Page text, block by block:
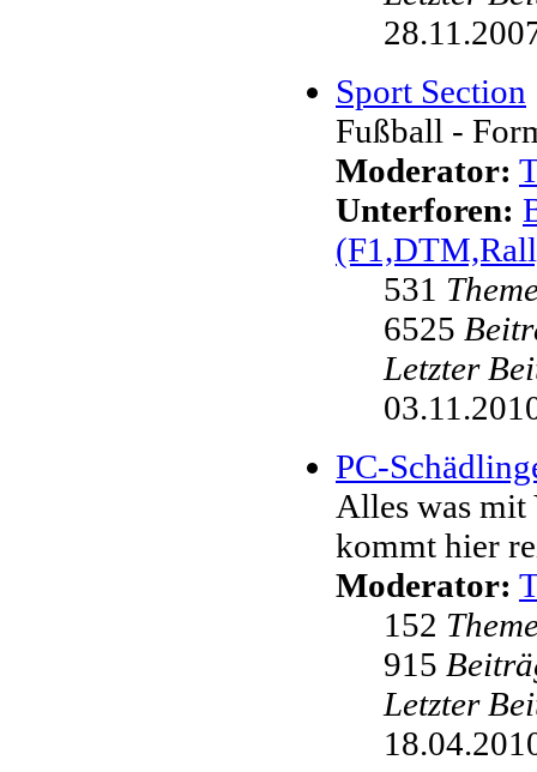
Sport Section
Fußball -
Moderator:
Unterforen:
531
6525
Letzter
PC-
Alles was mit
kommt hier
Moderator:
152
915
Letzter